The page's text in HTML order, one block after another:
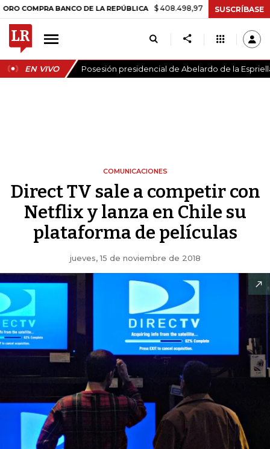
BANCO DE LA REPÚBLICA $ 408.498,97 +$ 8.753,81 +2,19%
SUSCRÍBASE
EN VIVO Posesión presidencial de Abelardo de la
COMUNICACIONES
Direct TV sale a competir con
Netflix y lanza en Chile su
plataforma de películas
jueves, 15 de noviembre de 2018